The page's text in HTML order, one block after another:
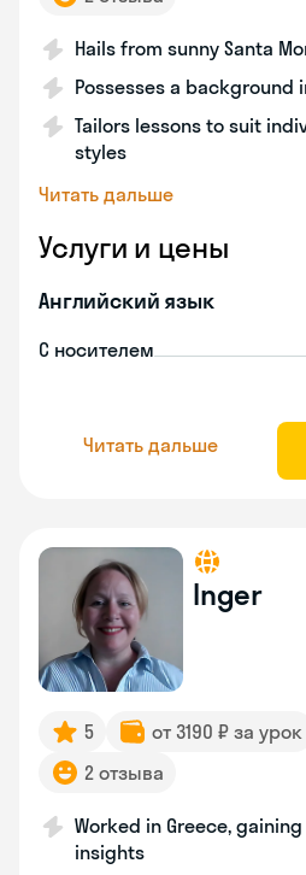
Hails from sunny Santa
Possesses a background
Tailors lessons to suit
styles
Читать дальше
Услуги и цены
Английский язык
С носителем
Читать дальше
Inger
5 от 3190 ₽ за урок
2 отзыва
Worked in Greece,
insights